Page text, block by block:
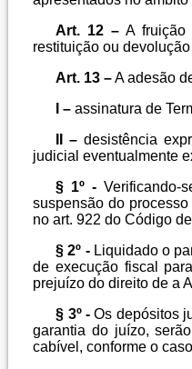
Art. 12 – A fruição
restituição ou
Art. 13 –A adesão
I – assinatura de
II – desistência
judicial eventualmente
§ 1º - Verificando-
suspensão do
no art. 922 do Código
§ 2º -Liquidado o
de execução fiscal
prejuízo do direito de a
§ 3º -Os depósitos
garantia do juízo,
cabível, conforme o